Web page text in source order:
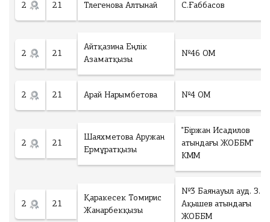
2 21 Тлегенова Алтынай С.Ғаббасов
2 21
Айтқазина Еңлік
Азаматқызы
№46 ОМ
2 21 Арай Нарымбетова №4 ОМ
2 21
Шаяхметова Аружан
Ермұратқызы
"Біржан Исадилов
атындағы ЖОББМ"
КММ
2 21
Қаракесек Томирис
Жанарбекқызы
№3 Баянауыл ауд. З.
Ақышев атындағы
ЖОББМ